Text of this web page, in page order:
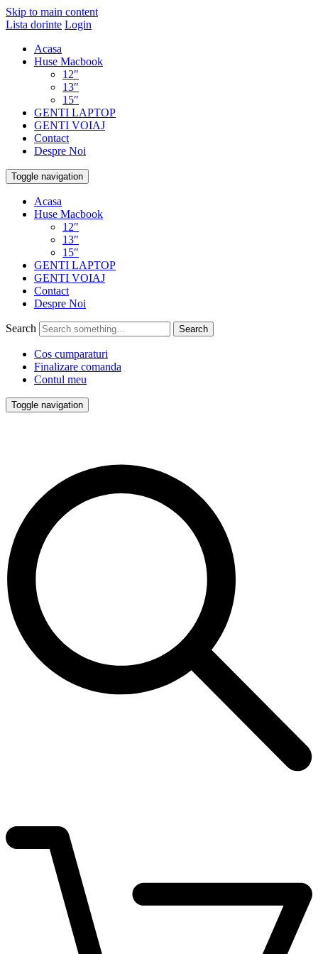
Skip to main content
Lista dorinte Login
Acasa
Huse Macbook
12″
13″
15″
GENTI LAPTOP
GENTI VOIAJ
Contact
Despre Noi
Toggle navigation
Acasa
Huse Macbook
12″
13″
15″
GENTI LAPTOP
GENTI VOIAJ
Contact
Despre Noi
Search
Cos cumparaturi
Finalizare comanda
Contul meu
Toggle navigation